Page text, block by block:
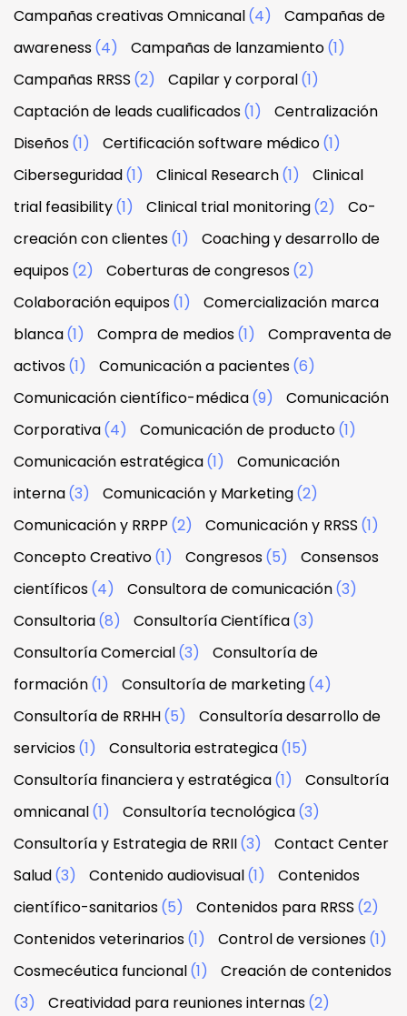
Campañas creativas Omnicanal(4)
Campañas de
awareness(4) Campañas de lanzamiento(1)
Campañas RRSS (2) Capilar y corporal(1)
Captación de leads cualificados(1)
Centralización
Diseños(1) Certificación software médico(1)
Ciberseguridad(1) Clinical Research(1)
Clinical
trial feasibility(1) Clinical trial monitoring(2)
Co-
creación con clientes(1)
Coaching y desarrollo de
equipos(2) Coberturas de congresos(2)
Colaboración equipos(1)
Comercialización marca
blanca(1) Compra de medios(1)
Compraventa de
activos(1) Comunicación a pacientes(6)
Comunicación científico-médica(9)
Comunicación
Corporativa(4) Comunicación de producto(1)
Comunicación estratégica(1)
Comunicación
interna(3) Comunicación y Marketing(2)
Comunicación y RRPP (2) Comunicación y RRSS (1)
Concepto Creativo(1) Congresos(5)
Consensos
científicos(4) Consultora de comunicación(3)
Consultoria(8) Consultoría Científica(3)
Consultoría Comercial(3)
Consultoría de
formación(1) Consultoría de marketing(4)
Consultoría de RRHH(5)
Consultoría desarrollo de
servicios(1) Consultoria estrategica(15)
Consultoría financiera y estratégica(1)
Consultoría
omnicanal(1) Consultoría tecnológica(3)
Consultoría y Estrategia de RRII(3)
Contact Center
Salud(3) Contenido audiovisual(1)
Contenidos
científico-sanitarios(5) Contenidos para RRSS (2)
Contenidos veterinarios(1) Control de versiones(1)
Cosmecéutica funcional(1)
Creación de contenidos
(3)
Creatividad para reuniones internas(2)